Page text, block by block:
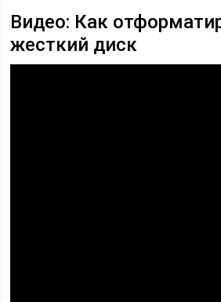
Видео: Как
жесткий диск